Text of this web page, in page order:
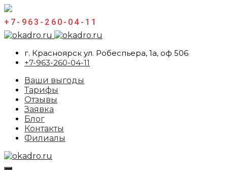
+7-963-260-04-11
г. Красноярск ул. Робеспьера, 1а, оф 506
+7-963-260-04-11
Ваши выгоды
Тарифы
Отзывы
Заявка
Блог
Контакты
Филиалы